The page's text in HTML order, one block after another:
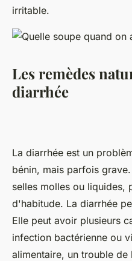
irritable.
Les remèdes
diarrhée
La diarrhée est un
bénin, mais parfois
selles molles ou liquides,
d'habitude. La diarrhée
Elle peut avoir plusieurs
infection bactérienne ou
alimentaire, un trouble